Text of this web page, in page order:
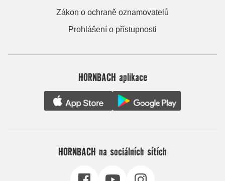
Zákon o ochraně oznamovatelů
Prohlášení o přístupnosti
HORNBACH aplikace
HORNBACH na sociálních sítích